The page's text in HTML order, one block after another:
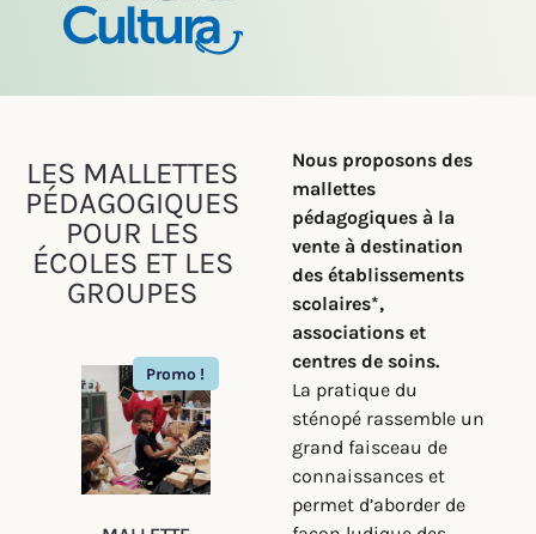
LES MALLETTES
PÉDAGOGIQUES
POUR LES
ÉCOLES ET LES
GROUPES
Promo !
Nous proposons des
mallettes
pédagogiques à la
vente à destination
des établissements
scolaires*,
associations et
centres de soins.
La pratique du
sténopé rassemble un
grand faisceau de
connaissances et
permet d’aborder de